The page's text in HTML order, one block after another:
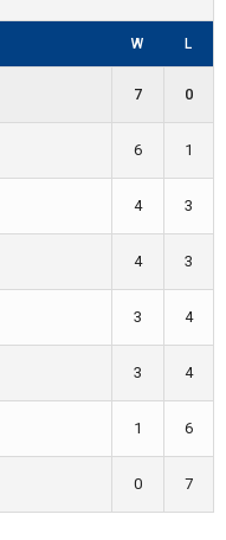
W L
7 0
6 1
4 3
4 3
3 4
3 4
1 6
0 7